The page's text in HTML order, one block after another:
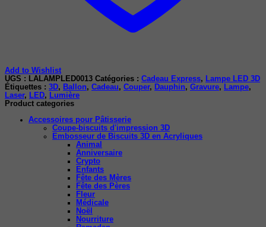
Add to Wishlist
UGS : LALAMPLED0013 Catégories : Cadeau Express, Lampe LED 3D
Étiquettes : 3D, Ballon, Cadeau, Couper, Dauphin, Gravure, Lampe,
Laser, LED, Lumière
Product categories
Accessoires pour Pâtisserie
Coupe-biscuits d'impression 3D
Embosseur de Biscuits 3D en Acryliques
Animal
Anniversaire
Crypto
Enfants
Fête des Mères
Fête des Pères
Fleur
Médicale
Noël
Nourriture